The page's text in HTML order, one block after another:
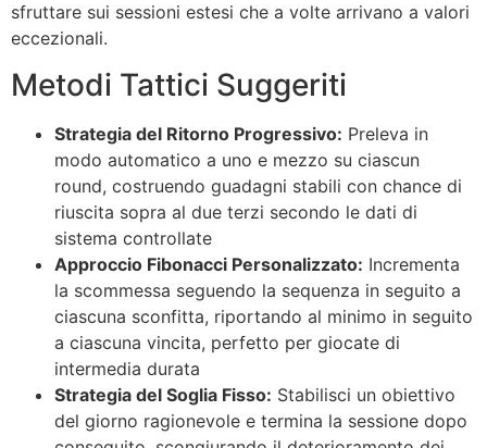
sfruttare sui sessioni estesi che a volte arrivano a valori
eccezionali.
Metodi Tattici Suggeriti
Strategia del Ritorno Progressivo: Preleva in
modo automatico a uno e mezzo su ciascun
round, costruendo guadagni stabili con chance di
riuscita sopra al due terzi secondo le dati di
sistema controllate
Approccio Fibonacci Personalizzato: Incrementa
la scommessa seguendo la sequenza in seguito a
ciascuna sconfitta, riportando al minimo in seguito
a ciascuna vincita, perfetto per giocate di
intermedia durata
Strategia del Soglia Fisso: Stabilisci un obiettivo
del giorno ragionevole e termina la sessione dopo